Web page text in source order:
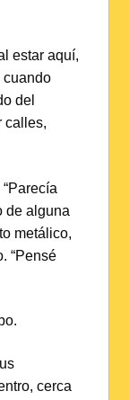
estar aquí,
cuando
del
calles,
de alguna
metálico,
“Pensé
cerca